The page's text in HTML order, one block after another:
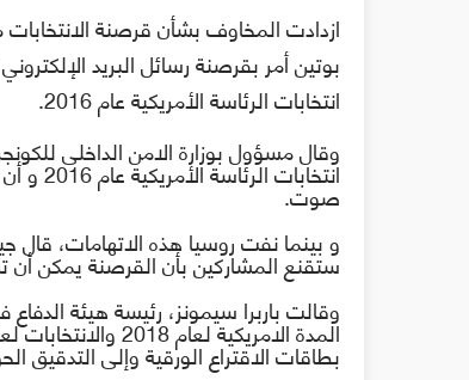
ازدادت المخاوف بشأن قرصنة الانتخابات
بوتين أمر بقرصنة رسائل البريد
انتخابات الرئاسة الأمريكية عام 2016.
صوت.
و بينما نفت روسيا هذه الاتهامات، قال
ستقنع المشاركين بأن القرصنة يمكن أن
وقالت باربرا سيمونز، رئيسة هيئة
بطاقات الاقتراع الورقية وإلى